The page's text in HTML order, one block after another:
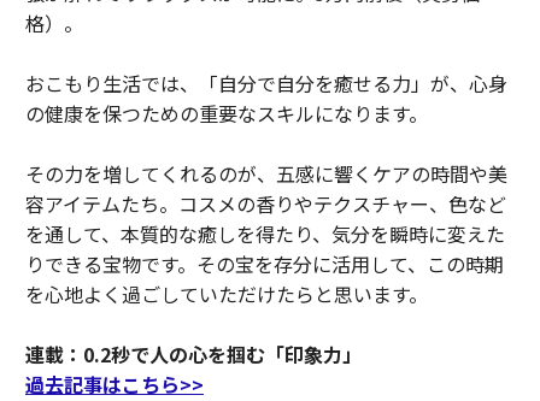
格）。
おこもり生活では、「自分で自分を癒せる力」が、心身
の健康を保つための重要なスキルになります。
その力を増してくれるのが、五感に響くケアの時間や美
容アイテムたち。コスメの香りやテクスチャー、色など
を通して、本質的な癒しを得たり、気分を瞬時に変えた
りできる宝物です。その宝を存分に活用して、この時期
を心地よく過ごしていただけたらと思います。
連載：0.2秒で人の心を掴む「印象力」
過去記事はこちら>>